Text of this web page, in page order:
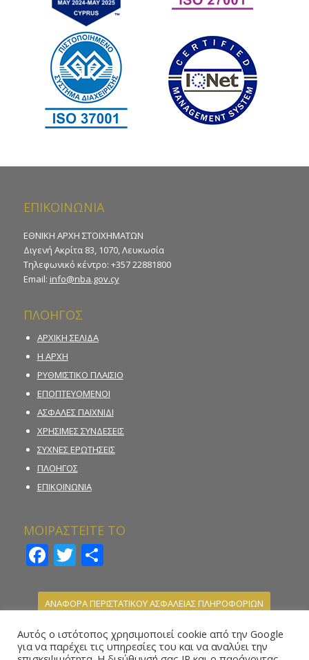
ΕΠΙΚΟΙΝΩΝΙΑ
ΕΘΝΙΚΗ ΑΡΧΗ ΣΤΟΙΧΗΜΑΤΩΝ
Διγενή Ακρίτα 83, 1070, Λευκωσία
Τηλεφωνικό κέντρο: +357 22881800
Email: info@nba.gov.cy
ΠΛΟΗΓΟΣ
ΑΡΧΙΚΗ ΣΕΛΙΔΑ
Η ΑΡΧΗ
ΡΥΘΜΙΣΤΙΚΟ ΠΛΑΙΣΙΟ
ΕΠΟΠΤΕΥΟΜΕΝΟΙ
ΑΣΦΑΛΕΣ ΠΑΙΧΝΙΔΙ
ΧΡΗΣΙΜΕΣ ΣΥΝΔΕΣΕΙΣ
ΣΥΧΝΕΣ ΕΡΩΤΗΣΕΙΣ
ΠΛΟΗΓΟΣ
ΕΠΙΚΟΙΝΩΝΙΑ
ΜΟΙΡΑΣΤΕΙΤΕ ΤΟ
Facebook
Twitter
Μοιραστείτε
ΑΝΑΦΟΡΑ ΠΕΡΙΣΤΑΤΙΚΟΥ ΑΣΦΑΛΕΙΑΣ ΠΛΗΡΟΦΟΡΙΩΝ
ΚΑΤΑΓΓΕΛΙΑ ΠΑΡΑΝΟΜΗΣ ΣΤΟΙΧΗΜΑΤΙΚΗΣ
ΔΡΑΣΤΗΡΙΟΤΗΤΑΣ
Αυτός ο ιστότοπος χρησιμοποιεί cookie από την Google
για να παρέχει τις υπηρεσίες του και να αναλύει την